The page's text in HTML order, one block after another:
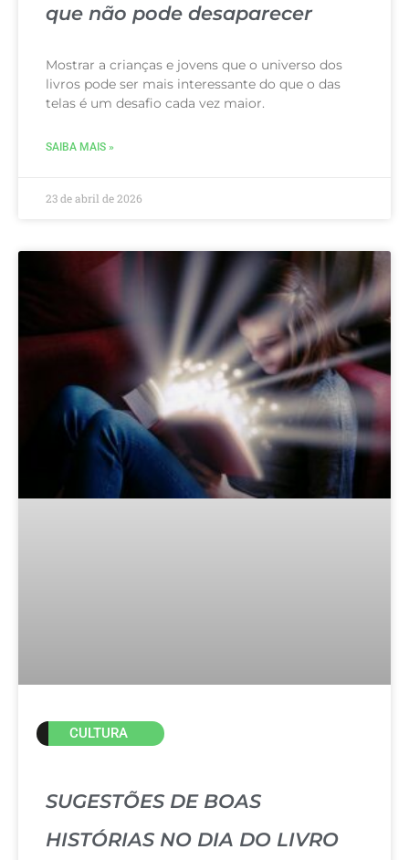
que não pode desaparecer
Mostrar a crianças e jovens que o universo dos
livros pode ser mais interessante do que o das
telas é um desafio cada vez maior.
SAIBA MAIS »
23 de abril de 2026
CULTURA
SUGESTÕES DE BOAS
HISTÓRIAS NO DIA DO LIVRO